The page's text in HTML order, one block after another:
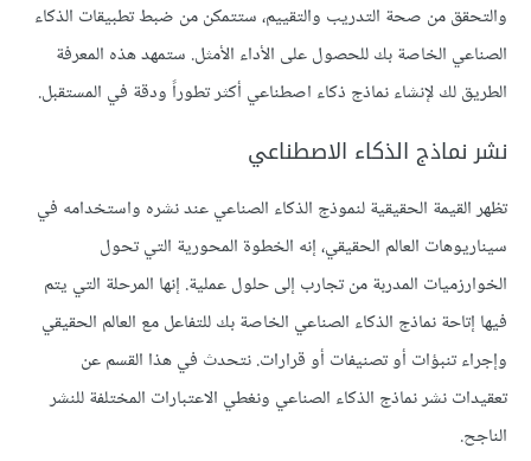
والتحقق من صحة التدريب والتقييم، ستتمكن من ضبط تطبيقات الذكاء
الصناعي الخاصة بك للحصول على الأداء الأمثل. ستمهد هذه المعرفة
الطريق لك لإنشاء نماذج ذكاء اصطناعي أكثر تطوراً ودقة في المستقبل.
نشر نماذج الذكاء الاصطناعي
تظهر القيمة الحقيقية لنموذج الذكاء الصناعي عند نشره واستخدامه في
سيناريوهات العالم الحقيقي، إنه الخطوة المحورية التي تحول
الخوارزميات المدربة من تجارب إلى حلول عملية. إنها المرحلة التي يتم
فيها إتاحة نماذج الذكاء الصناعي الخاصة بك للتفاعل مع العالم الحقيقي
وإجراء تنبؤات أو تصنيفات أو قرارات. نتحدث في هذا القسم عن
تعقيدات نشر نماذج الذكاء الصناعي ونغطي الاعتبارات المختلفة للنشر
الناجح.